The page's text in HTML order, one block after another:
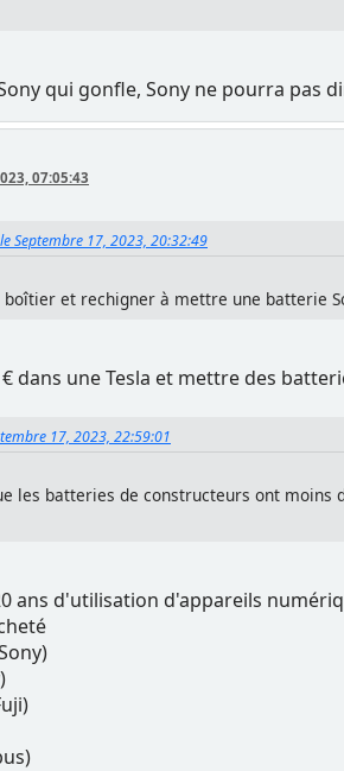
qui gonfle, Sony ne pourra pas
07:05:43
Septembre 17, 2023, 20:32:49
et rechigner à mettre une batterie
dans une Tesla et mettre des
17, 2023, 22:59:01
les batteries de constructeurs ont moins
ans d'utilisation d'appareils